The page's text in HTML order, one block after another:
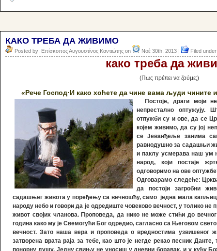
КАКО ТРЕБА ДА ЖИВИМО
Posted by: Επίσκοπος Αυγουστίνος Καντιώτης on Νοέ 30th, 2013 | Filed
како треба да
(Πως πρέπει να ζούμε;)
«Рече Господ·И како хоћете да чине вама људи чините
Постоје, драги моји
непрестално оптужују.
отпужби су и ове, да се
којем живимо, да су јој
се Јеванђеље занима
равнодушно за садашњи
и паклу усмерава наш ум
народ, који постаје
одговоримо на ове
Одговарамо следеће:
да постоји загробни
садашњег живота у поређењу са вечношћу, само једна мала
народу небо и говори да је одредиште човеково вечност, у толико не
живот својих чланова. Проповеда, да нико не може стићи до
година како му је Свемогући Бог одредио, сагласно са Његовом
вечност. Зато наша вера и проповеда о вредностима узвишеног
затворена врата раја за тебе, као што је негде рекао песник
понорну душу. Једну свињу не уносиш у дневни боравак, и у кућу